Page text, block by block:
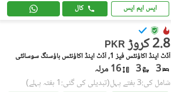
ایس ایم ایس کال
PKR 2.8 کروڑ
آڈٹ اینڈ اکاؤنٹس فیز 1, آڈٹ اینڈ اکاؤنٹس ہاؤسنگ سوسائٹی
3
3 16 مرلہ
شامل کی:3 ہفتے پہل (تبدیلی کی گئی:1 ہفتہ پہلے)